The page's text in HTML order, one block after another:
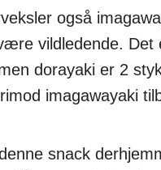
også
vildledende. Det
dorayaki er 2
imagawayaki
snack